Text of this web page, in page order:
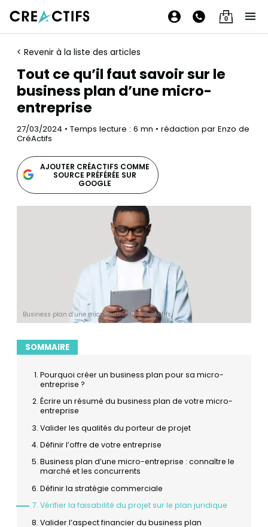
0
< Revenir à la liste des articles
Tout ce qu’il faut savoir sur le
business plan d’une micro-
entreprise
27/03/2024 • Temps lecture : 6 mn • rédaction par Enzo de
CréActifs
AJOUTER CRÉACTIFS COMME
SOURCE PRÉFÉRÉE SUR
GOOGLE
Business plan d’une micro-entreprise. CréActifs.
SOMMAIRE
Pourquoi créer un business plan pour sa micro-
entreprise ?
Écrire un résumé du business plan de votre micro-
entreprise
Valider les qualités du porteur de projet
Définir l’offre de votre entreprise
Business plan d’une micro-entreprise : connaître le
marché et les concurrents
Définir la stratégie commerciale
Vérifier la faisabilité du projet sur le plan juridique
Valider l’aspect financier du business plan